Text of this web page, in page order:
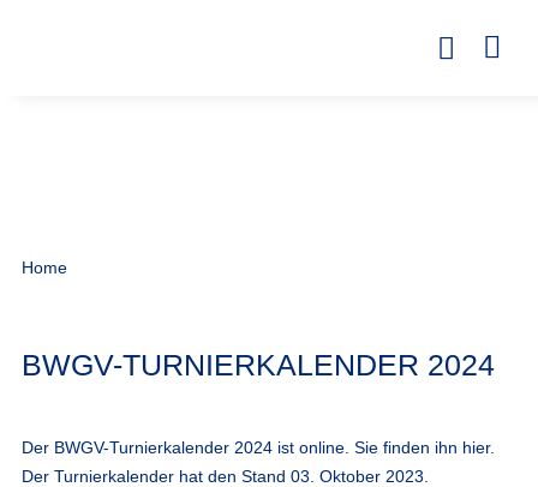
Home
BWGV-TURNIERKALENDER 2024
Der BWGV-Turnierkalender 2024 ist online. Sie finden ihn hier.
Der Turnierkalender hat den Stand 03. Oktober 2023.